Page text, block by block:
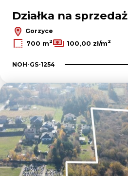
Działka na sprzedaż
Gorzyce
700 m2 100,00 zł/m2
NOH-GS-1254